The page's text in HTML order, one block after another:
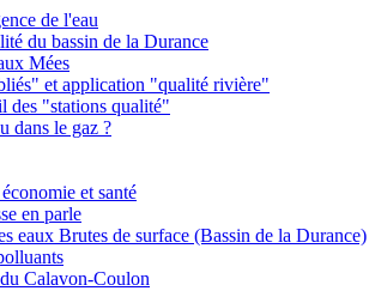
de l'eau
du bassin de la Durance
Mées
et application "qualité rivière"
des "stations qualité"
dans le gaz ?
et santé
en parle
eaux Brutes de surface (Bassin de la Durance)
Calavon-Coulon